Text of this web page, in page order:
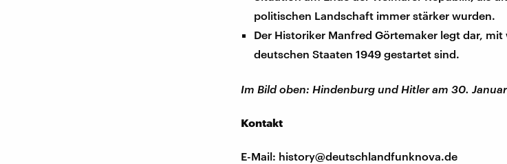
politischen Landschaft immer stärker wurden.
Der Historiker Manfred Görtemaker legt dar,
deutschen Staaten 1949 gestartet sind.
Im Bild oben: Hindenburg und Hitler am 30.
Kontakt
E-Mail: history@deutschlandfunknova.de